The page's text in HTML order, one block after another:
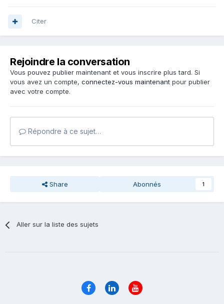
Citer
Rejoindre la conversation
Vous pouvez publier maintenant et vous inscrire plus tard. Si
vous avez un compte, connectez-vous maintenant pour publier
avec votre compte.
Répondre à ce sujet…
Share Abonnés 1
Aller sur la liste des sujets